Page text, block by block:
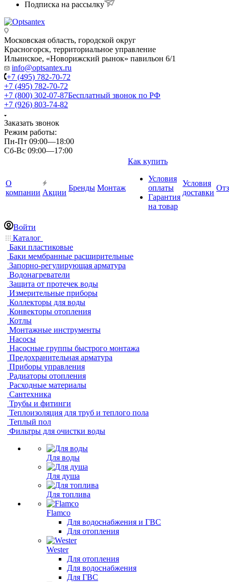
Подписка на рассылку
Московская область, городской округ
Красногорск, территориальное управление
Ильинское, «Новорижский рынок» павильон 6/1
info@optsantex.ru
+7 (495) 782-70-72
+7 (495) 782-70-72
+7 (800) 302-07-87Бесплатный звонок по РФ
+7 (926) 803-74-82
Заказать звонок
Режим работы:
Пн-Пт 09:00—18:00
Сб-Вс 09:00—17:00
О
компании Акции
Бренды Монтаж
Как купить
Условия
оплаты
Гарантия
на товар
Условия
доставки
Войти
Каталог
Баки пластиковые
Баки мембранные расширительные
Запорно-регулирующая арматура
Водонагреватели
Защита от протечек воды
Измерительные приборы
Коллекторы для воды
Конвекторы отопления
Котлы
Монтажные инструменты
Насосы
Насосные группы быстрого монтажа
Предохранительная арматура
Приборы управления
Радиаторы отопления
Расходные материалы
Сантехника
Трубы и фитинги
Теплоизоляция для труб и теплого пола
Теплый пол
Фильтры для очистки воды
Для воды
Для душа
Для топлива
Flamco
Для водоснабжения и ГВС
Для отопления
Wester
Для отопления
Для водоснабжения
Для ГВС